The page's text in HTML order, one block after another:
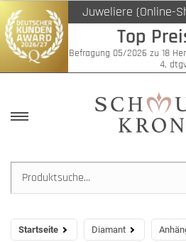
Juweliere (Online-
Top
Befragung 05/2026 zu 18
4,
Startseite Diamant